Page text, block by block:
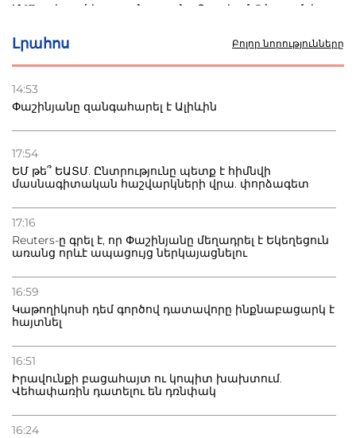
Լրահոս Բոլոր նորությունները
14:53
Փաշինյանը զանգահարել է Ալիևին
17:54
ԵՄ թե՞ ԵԱՏՄ. Ընտրությունը պետք է հիմնվի
մասնագիտական հաշվարկների վրա. փորձագետ
17:16
Reuters-ը գրել է, որ Փաշինյանը մեղադրել է Եկեղեցուն
առանց որևէ ապացույց ներկայացնելու
16:59
Կաթողիկոսի դեմ գործով դատավորը ինքնաբացարկ է
հայտնել
16:51
Իրավունքի բացահայտ ու կոպիտ խախտում.
Վեհափառին դատելու են դռնփակ
16:24
Մ-17 աշխարհի առաջնությունը Բաքվում. 5 հայ ըմբիշ
22.07.2026
տուժածներ կան
21.07.2026
Դատվածություն ունեցող միգրանտներին կարգելվի
բնակվել Ռուսաստանում
20.07.2026
Բաքվի բանտից գեներալ Մանուկյանը դիմել է
Փաշինյանին